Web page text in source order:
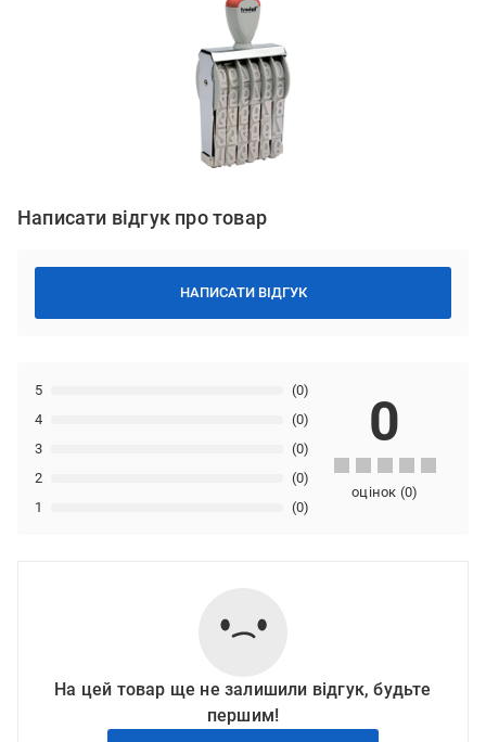
Написати відгук про товар
НАПИСАТИ ВІДГУК
1 (0)
2 (0)
3 (0)
4 (0)
5 (0)
0
оцінок (0)
На цей товар ще не залишили відгук, будьте
першим!